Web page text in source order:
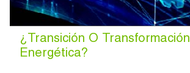
¿Transición O Transformación
Energética?